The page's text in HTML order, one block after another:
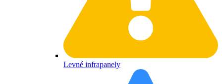
Levné infrapanely